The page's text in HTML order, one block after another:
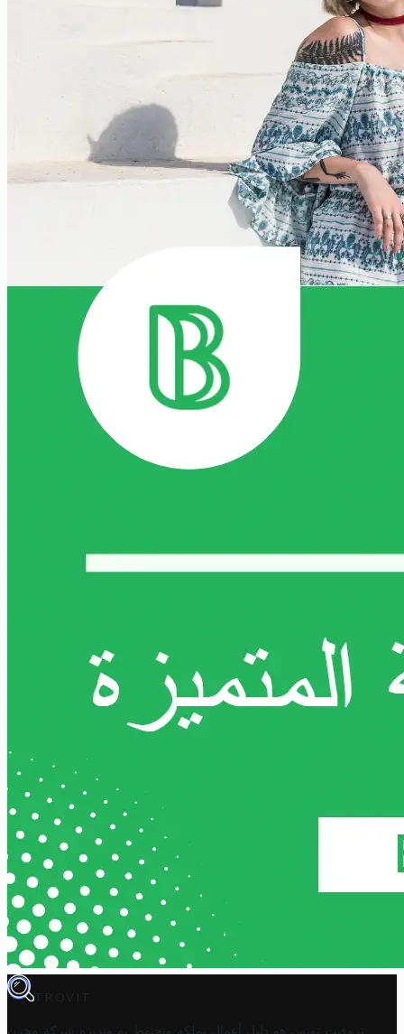
TROVIT
تروفيت تونس هو دليل أعمال تملكه وتحتفظ به وتديره شركة مخزن